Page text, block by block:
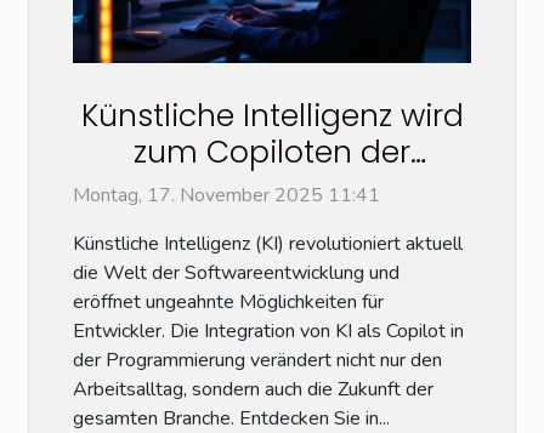
Künstliche Intelligenz wird
zum Copiloten der
Programmierung: Wie sich
die Entwicklung in eine
neue Ära bewegt
Montag, 17. November 2025 11:41
Künstliche Intelligenz (KI) revolutioniert aktuell
die Welt der Softwareentwicklung und
eröffnet ungeahnte Möglichkeiten für
Entwickler. Die Integration von KI als Copilot in
der Programmierung verändert nicht nur den
Arbeitsalltag, sondern auch die Zukunft der
gesamten Branche. Entdecken Sie in...